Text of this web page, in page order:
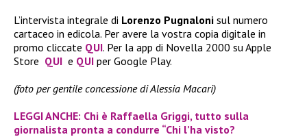
L’intervista integrale di Lorenzo Pugnaloni sul numero
cartaceo in edicola. Per avere la vostra copia digitale in
promo cliccate QUI. Per la app di Novella 2000 su Apple
Store QUI e QUI per Google Play.
(foto per gentile concessione di Alessia Macari)
LEGGI ANCHE: Chi è Raffaella Griggi, tutto sulla
giornalista pronta a condurre “Chi l’ha visto?